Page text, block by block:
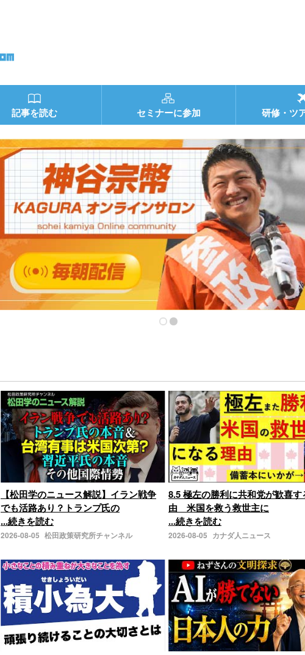
記事を読む セミナーに参加 研修・ツ
【松田学のニュース解説】イラン戦争
でも活路あり？トランプ氏の
...続きを読む
2026-08-05 松田政策研究所チャンネル
8.5 極左の勝利に共和党が歓喜す
由 米国を救う救世主に
...続きを読む
2026-08-05 カナダ人ニュース